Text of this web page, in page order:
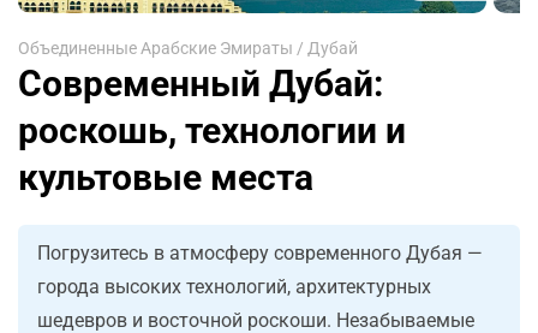
Объединенные Арабские Эмираты / Дубай
Современный Дубай:
роскошь, технологии и
культовые места
Погрузитесь в атмосферу современного Дубая —
города высоких технологий, архитектурных
шедевров и восточной роскоши. Незабываемые